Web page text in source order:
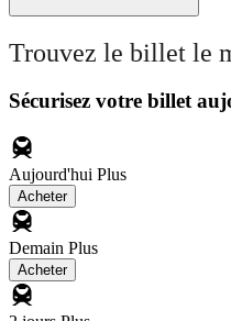
Trouvez le billet le
Sécurisez votre billet
Aujourd'hui Plus
Acheter
Demain Plus
Acheter